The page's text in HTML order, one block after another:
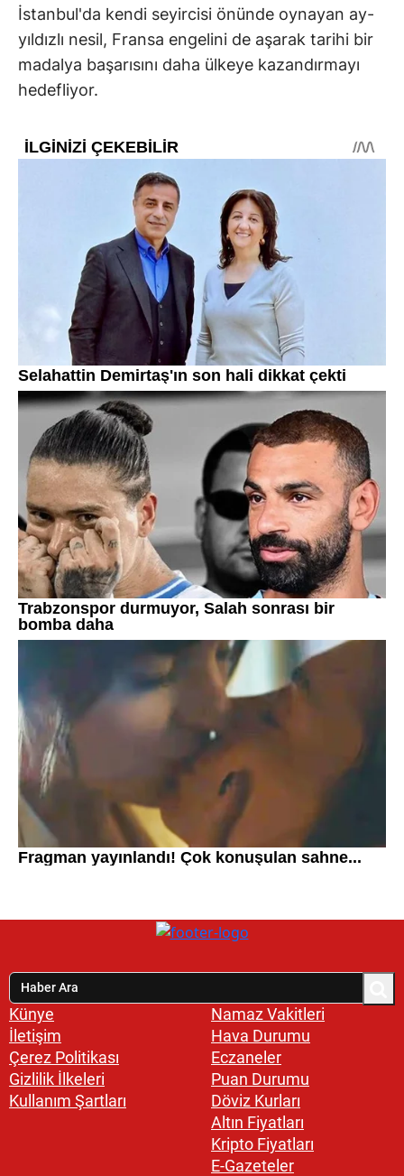
İstanbul'da kendi seyircisi önünde oynayan ay-
yıldızlı nesil, Fransa engelini de aşarak tarihi bir
madalya başarısını daha ülkeye kazandırmayı
hedefliyor.
Künye
İletişim
Çerez Politikası
Gizlilik İlkeleri
Kullanım Şartları
Namaz Vakitleri
Hava Durumu
Eczaneler
Puan Durumu
Döviz Kurları
Altın Fiyatları
Kripto Fiyatları
E-Gazeteler